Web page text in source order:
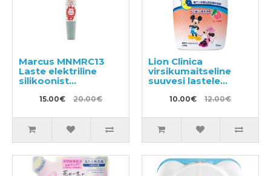
Marcus MNMRC13
Laste elektriline
silikoonist
hambahari
15.00€ 20.00€
Lion Clinica
virsikumaitseline
suuvesi lastele
10.00€ 12.00€